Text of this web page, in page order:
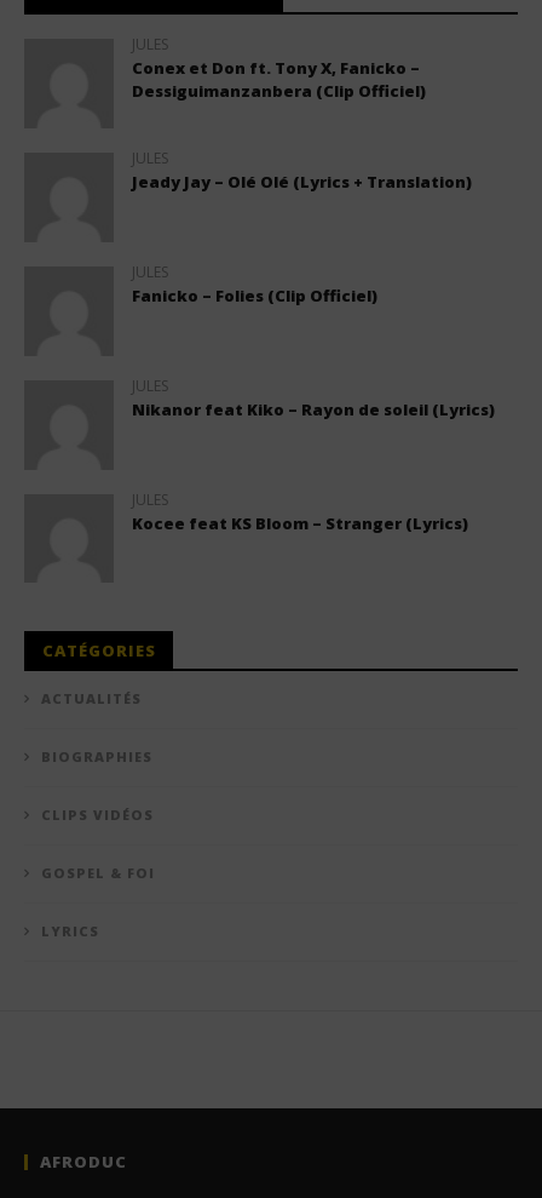
JULES
Conex et Don ft. Tony X, Fanicko –
Dessiguimanzanbera (Clip Officiel)
JULES
Jeady Jay – Olé Olé (Lyrics + Translation)
JULES
Fanicko – Folies (Clip Officiel)
JULES
Nikanor feat Kiko – Rayon de soleil (Lyrics)
JULES
Kocee feat KS Bloom – Stranger (Lyrics)
CATÉGORIES
ACTUALITÉS
BIOGRAPHIES
CLIPS VIDÉOS
GOSPEL & FOI
LYRICS
AFRODUC